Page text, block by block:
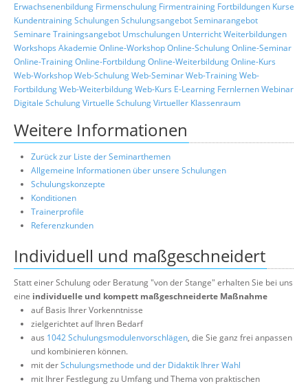
Erwachsenenbildung Firmenschulung Firmentraining Fortbildungen Kurse
KundentrainingSchulungenSchulungsangebotSeminarangebot
Seminare Trainingsangebot Umschulungen UnterrichtWeiterbildungen
Workshops Akademie Online-WorkshopOnline-SchulungOnline-Seminar
Online-TrainingOnline-FortbildungOnline-WeiterbildungOnline-Kurs
Web-WorkshopWeb-SchulungWeb-SeminarWeb-TrainingWeb-
FortbildungWeb-WeiterbildungWeb-Kurs E-Learning FernlernenWebinar
Digitale SchulungVirtuelle SchulungVirtueller Klassenraum
Weitere Informationen
Zurück zur Liste der Seminarthemen
Allgemeine Informationen über unsere Schulungen
Schulungskonzepte
Konditionen
Trainerprofile
Referenzkunden
Individuell und maßgeschneidert
Statt einer Schulung oder Beratung "von der Stange" erhalten Sie bei uns
eine individuelle und kompett maßgeschneiderte Maßnahme
auf Basis Ihrer Vorkenntnisse
zielgerichtet auf Ihren Bedarf
aus 1042 Schulungsmodulenvorschlägen, die Sie ganz frei anpassen
und kombinieren können.
mit derSchulungsmethode und der Didaktik Ihrer Wahl
mit Ihrer Festlegung zu Umfang und Thema von praktischen